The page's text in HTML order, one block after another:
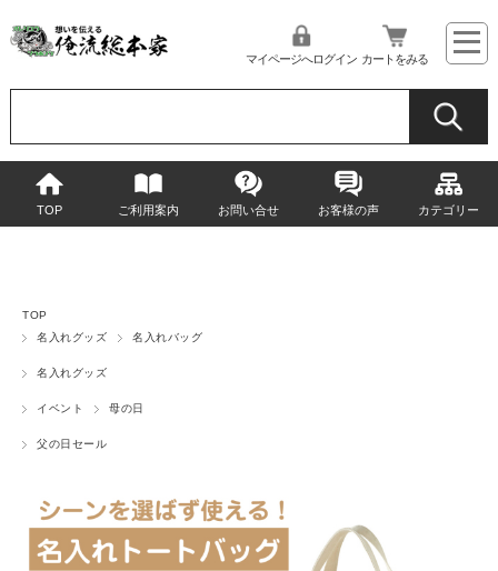
マイページへログイン カートをみる
TOP ご利用案内 お問い合せ お客様の声 カテゴリー
TOP
名入れグッズ
名入れバッグ
名入れグッズ
イベント 母の日
父の日セール